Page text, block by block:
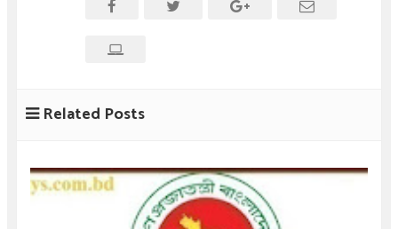
Related Posts